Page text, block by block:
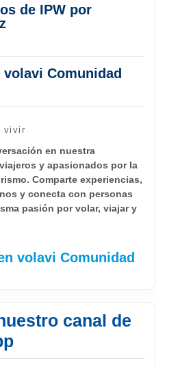
de IPW por
volavi Comunidad
vivir
en nuestra
y apasionados por la
Comparte experiencias,
y conecta con personas
pasión por volar, viajar y
volavi Comunidad
canal de